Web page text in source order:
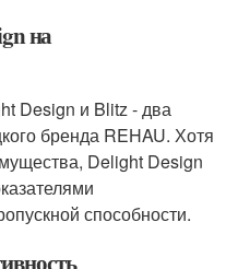
на
Design и Blitz - два
бренда REHAU. Хотя
Delight Design
способности.